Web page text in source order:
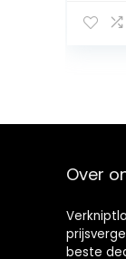
Over
beste